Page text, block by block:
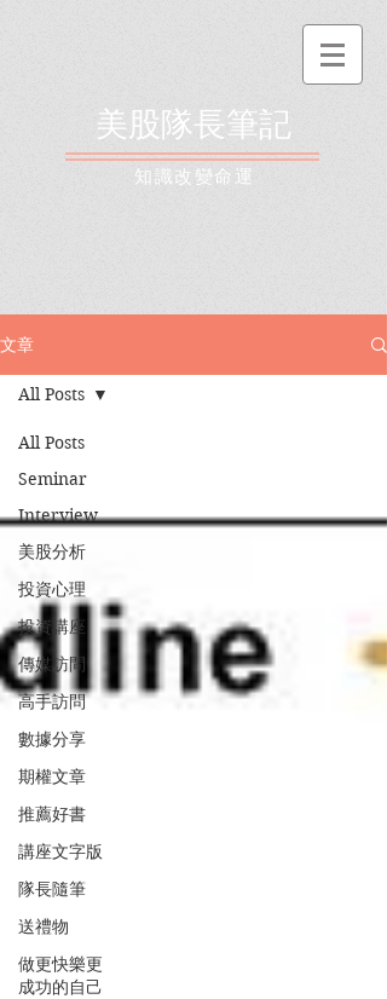
美股隊長筆記
​知識改變命運
文章
All Posts
Seminar
Interview
美股分析
投資心理
投資講座
傳媒訪問
高手訪問
數據分享
期權文章
推薦好書
講座文字版
隊長隨筆
送禮物
做更快樂更
成功的自己
All Posts